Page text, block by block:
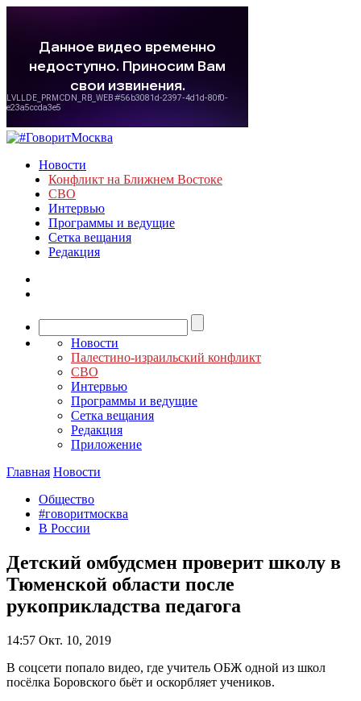
Новости
Конфликт на Ближнем Востоке
СВО
Интервью
Программы и ведущие
Сетка вещания
Редакция
Новости
Палестино-израильский конфликт
СВО
Интервью
Программы и ведущие
Сетка вещания
Редакция
Приложение
Главная Новости
Общество
#говоритмосква
В России
Детский омбудсмен проверит школу в
Тюменской области после
рукоприкладства педагога
14:57 Окт. 10, 2019
В соцсети попало видео, где учитель ОБЖ одной из школ
посёлка Боровского бьёт и оскорбляет учеников.